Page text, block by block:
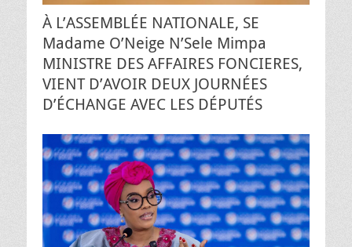
À L’ASSEMBLÉE NATIONALE, SE
Madame O’Neige N’Sele Mimpa
MINISTRE DES AFFAIRES FONCIERES,
VIENT D’AVOIR DEUX JOURNÉES
D’ÉCHANGE AVEC LES DÉPUTÉS